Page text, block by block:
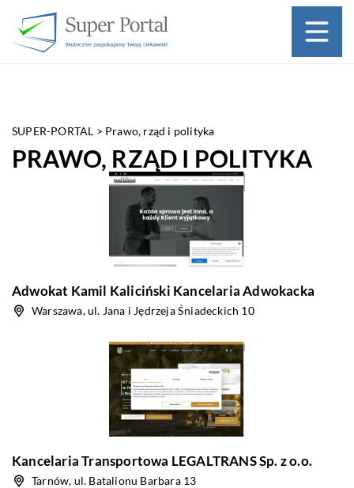
SUPER-PORTAL > Prawo, rząd i polityka
PRAWO, RZĄD I POLITYKA
Adwokat Kamil Kaliciński Kancelaria Adwokacka
Warszawa, ul. Jana i Jędrzeja Śniadeckich 10
Kancelaria Transportowa LEGALTRANS Sp. z o.o.
Tarnów, ul. Batalionu Barbara 13